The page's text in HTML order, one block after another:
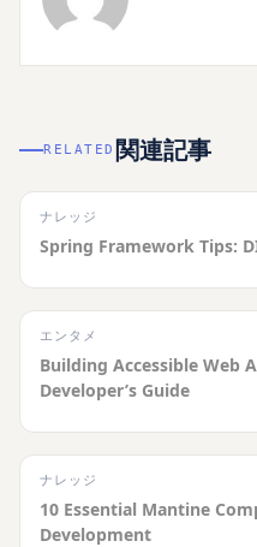
RELATED 関連記事
ナレッジ
Spring Framework Tips:
エンタメ
Building Accessible Web
Developer’s Guide
ナレッジ
10 Essential Mantine
Development